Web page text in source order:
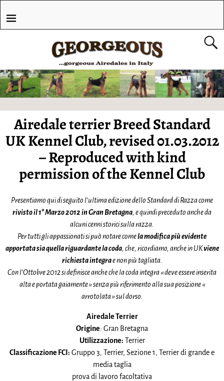
Airedale terrier Breed Standard
UK Kennel Club, revised 01.03.2012
– Reproduced with kind
permission of the Kennel Club
Presentiamo qui di seguito l’ultima edizione dello Standard di Razza come
rivisto il 1° Marzo 2012 in Gran Bretagna, e quindi preceduto anche da
alcuni cenni storici sulla razza.
Per tutti gli appassionati si può notare comela modifica più evidente
apportata sia quella riguardante la coda, che, ricordiamo, anche in UKviene
richiesta integrae non più tagliata.
Con l’Ottobre 2012 si definisce anche che la coda integra « deve essere inserita
alta e portata gaiamente » senza più riferimento alla sua posizione «
arrotolata » sul dorso.
Airedale Terrier
Origine: Gran Bretagna
Utilizzazione: Terrier
Classificazione FCI: Gruppo 3, Terrier, Sezione 1, Terrier di grande e
media taglia
prova di lavoro facoltativa